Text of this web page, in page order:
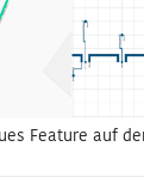
Feature auf